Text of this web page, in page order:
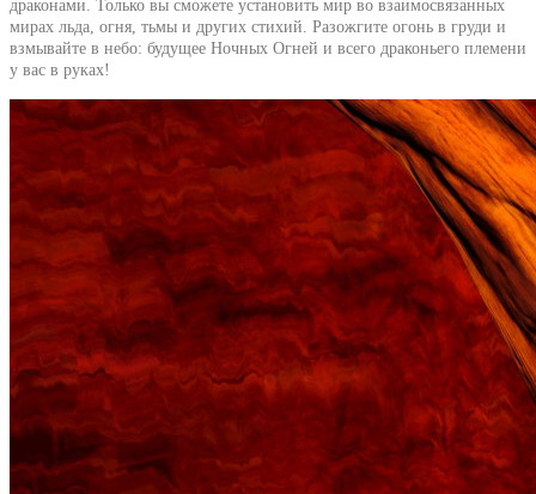
драконами. Только вы сможете установить мир во взаимосвязанных
мирах льда, огня, тьмы и других стихий. Разожгите огонь в груди и
взмывайте в небо: будущее Ночных Огней и всего драконьего племени
у вас в руках!